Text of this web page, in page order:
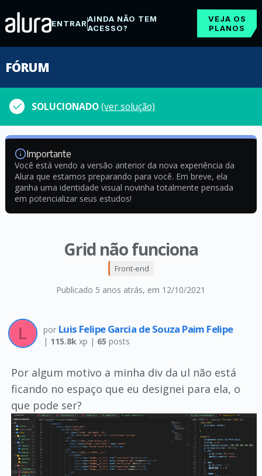
ENTRARAINDA NÃO TEM
ACESSO?
VEJA OS
PLANOS
FÓRUM
SOLUCIONADO(ver solução)
Importante
Você está vendo a versão anterior da nova experiência da
Alura que estamos preparando para você. Em breve, ela
ganha uma identidade visual novinha totalmente pensada
em potencializar seus estudos!
Grid não funciona
Publicado 5 anos atrás, em 12/10/2021
Front-end
por Luis Felipe Garcia de Souza Paim Felipe
| 115.8kxp | 65 posts
Por algum motivo a minha div da ul não está
ficando no espaço que eu designei para ela, o
que pode ser?